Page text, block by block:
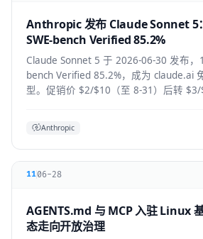
Anthropic 发布 Claude Sonnet 5
SWE-bench Verified 85.2%
Claude Sonnet 5 于 2026-06-30 发布，
bench Verified 85.2%，成为 claude.ai
型。促销价 $2/$10（至 8-31）后转 $3/
Anthropic
1106-28
AGENTS.md 与 MCP 入驻 Linux
态走向开放治理